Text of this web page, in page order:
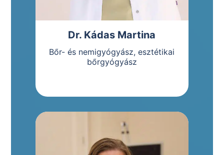
Dr. Kádas Martina
Bőr- és nemigyógyász, esztétikai
bőrgyógyász
Bemutatkozás